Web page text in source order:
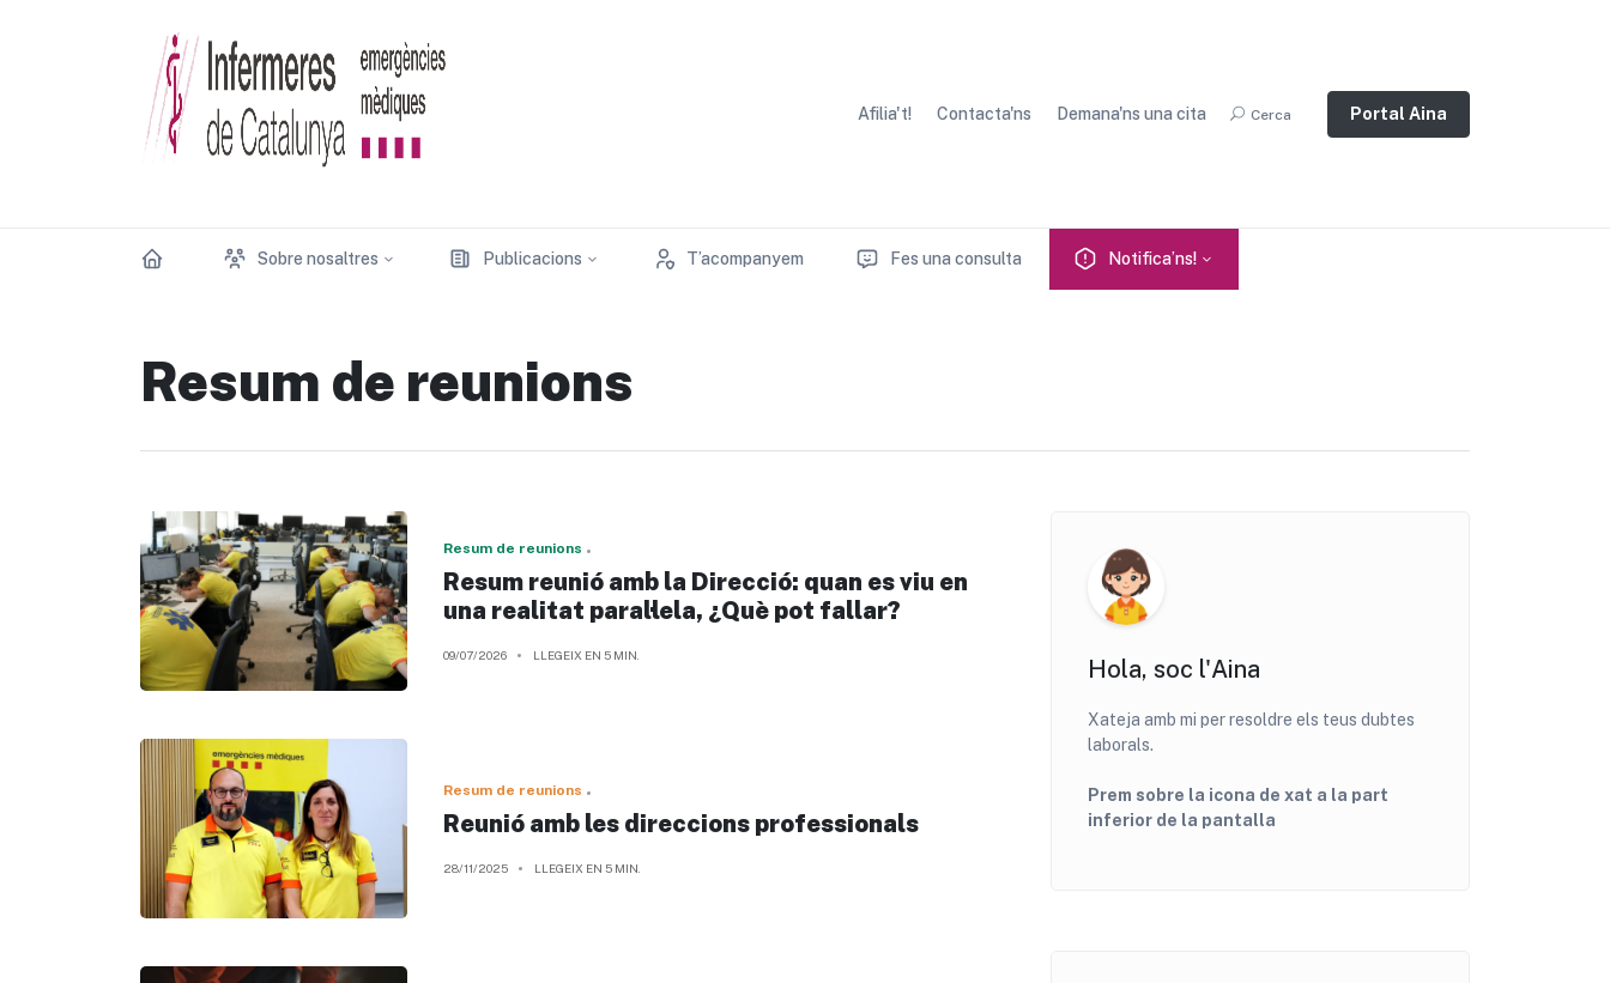
Afilia't! Contacta'ns Demana'ns una cita Cerca Portal Aina
Sobre nosaltres Publicacions T’acompanyem Fes una consulta Notifica’ns!
Resum de reunions
Resum de reunions
Resum reunió amb la Direcció: quan es viu en
una realitat paral·lela, ¿Què pot fallar?
09/07/2026 LLEGEIX EN 5 MIN.
Resum de reunions
Reunió amb les direccions professionals
28/11/2025 LLEGEIX EN 5 MIN.
Hola, soc l'Aina
Xateja amb mi per resoldre els teus dubtes
laborals.
Prem sobre la icona de xat a la part
inferior de la pantalla